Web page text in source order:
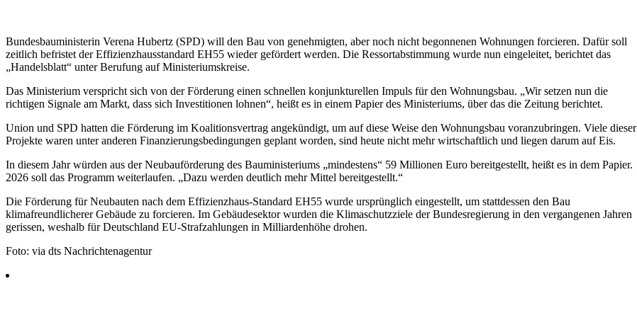
Bundesbauministerin Verena Hubertz (SPD) will den Bau von genehmigten, aber noch nicht begonnenen Wohnungen forcieren. Dafür soll
zeitlich befristet der Effizienzhausstandard EH55 wieder gefördert werden. Die Ressortabstimmung wurde nun eingeleitet, berichtet das
„Handelsblatt“ unter Berufung auf Ministeriumskreise.
Das Ministerium verspricht sich von der Förderung einen schnellen konjunkturellen Impuls für den Wohnungsbau. „Wir setzen nun die
richtigen Signale am Markt, dass sich Investitionen lohnen“, heißt es in einem Papier des Ministeriums, über das die Zeitung berichtet.
Union und SPD hatten die Förderung im Koalitionsvertrag angekündigt, um auf diese Weise den Wohnungsbau voranzubringen. Viele dieser
Projekte waren unter anderen Finanzierungsbedingungen geplant worden, sind heute nicht mehr wirtschaftlich und liegen darum auf Eis.
In diesem Jahr würden aus der Neubauförderung des Bauministeriums „mindestens“ 59 Millionen Euro bereitgestellt, heißt es in dem Papier.
2026 soll das Programm weiterlaufen. „Dazu werden deutlich mehr Mittel bereitgestellt.“
Die Förderung für Neubauten nach dem Effizienzhaus-Standard EH55 wurde ursprünglich eingestellt, um stattdessen den Bau
klimafreundlicherer Gebäude zu forcieren. Im Gebäudesektor wurden die Klimaschutzziele der Bundesregierung in den vergangenen Jahren
gerissen, weshalb für Deutschland EU-Strafzahlungen in Milliardenhöhe drohen.
Foto: via dts Nachrichtenagentur